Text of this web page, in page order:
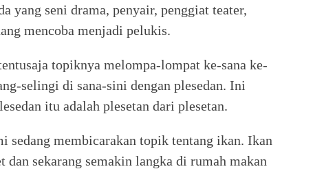
yang seni drama, penyair, penggiat teater,
mencoba menjadi pelukis.
topiknya melompa-lompat ke-sana ke-
selingi di sana-sini dengan plesedan. Ini
itu adalah plesetan dari plesetan.
sedang membicarakan topik tentang ikan. Ikan
dan sekarang semakin langka di rumah makan